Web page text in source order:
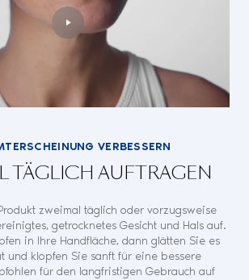
VERBESSERN
TÄGLICH AUFTRAGEN
zweimal täglich oder vorzugsweise
getrocknetes Gesicht und Hals auf.
in Ihre Handfläche, dann glätten Sie es
und klopfen Sie sanft für eine bessere
für den langfristigen Gebrauch auf